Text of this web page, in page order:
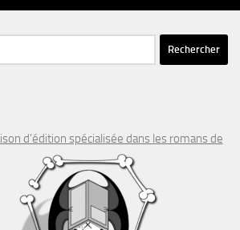
d’édition spécialisée dans les romans de